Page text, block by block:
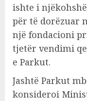
ishte i
për të dorëzuar
një fondacioni
tjetër vendimi
e Parkut.
Jashtë Parkut
konsideroi